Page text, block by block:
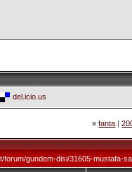
del.icio.us
« fanta |
gundem-disi/31605-mustafa-